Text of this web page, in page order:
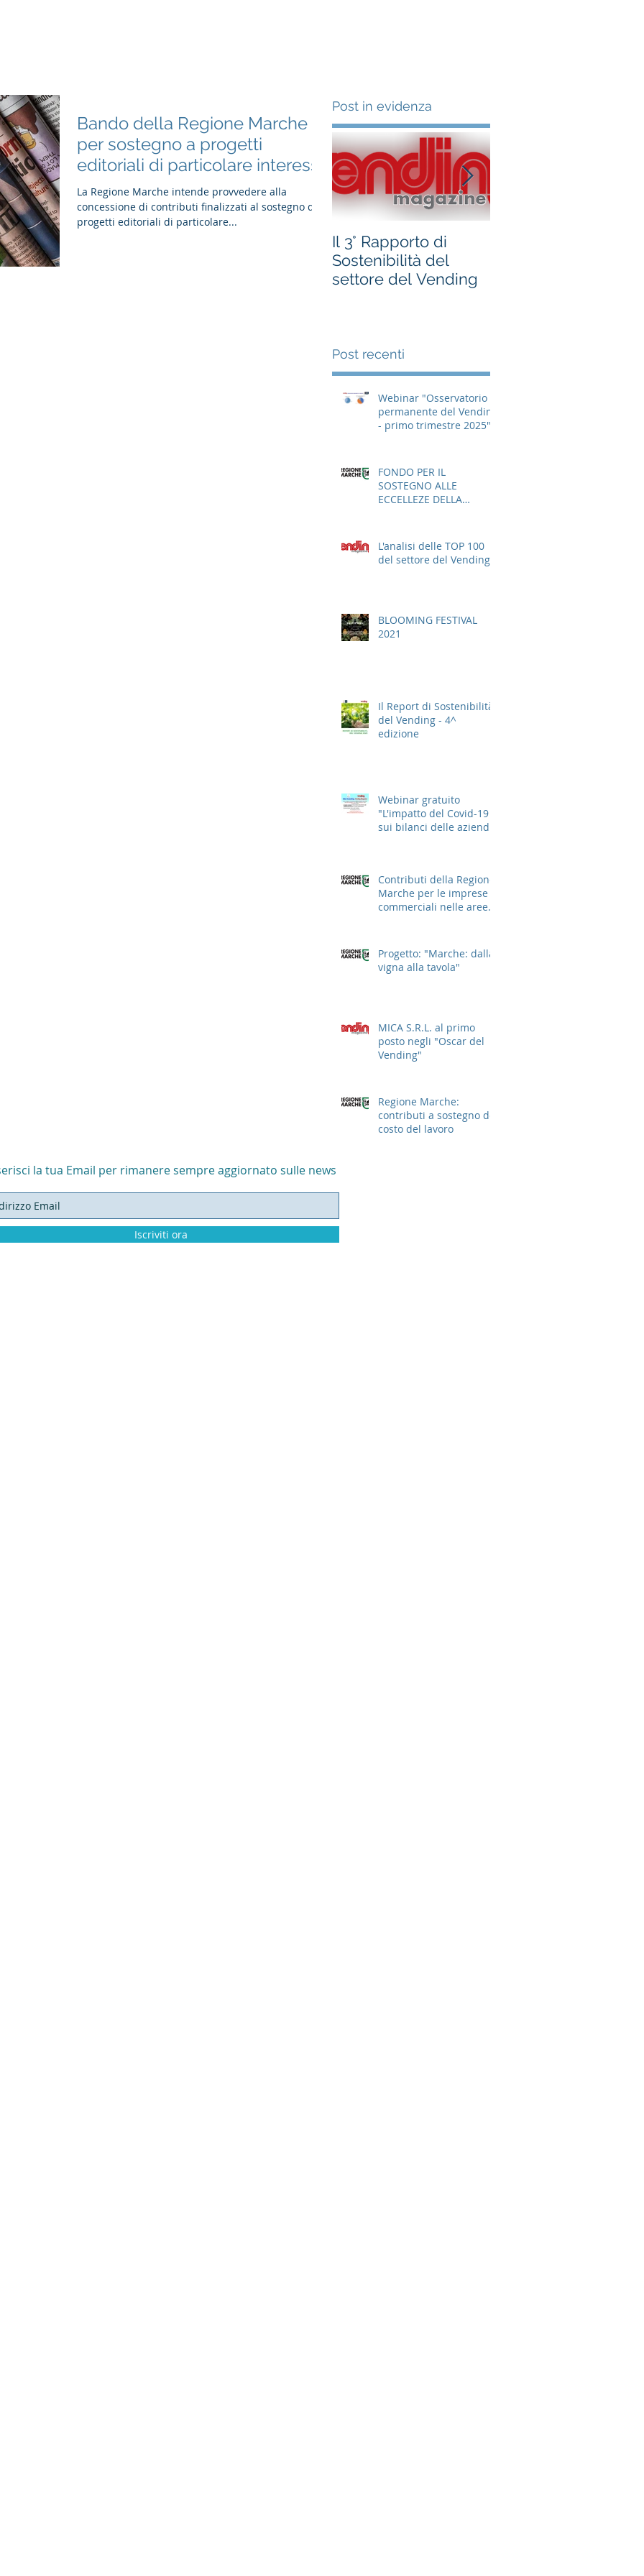
Bando della Regione Marche
per sostegno a progetti
editoriali di particolare interesse
La Regione Marche intende provvedere alla
concessione di contributi finalizzati al sostegno di
progetti editoriali di particolare...
Post in evidenza
Il 3° Rapporto di
Sostenibilità del
settore del Vending
Post recenti
Webinar "Osservatorio
permanente del Vending
- primo trimestre 2025"
FONDO PER IL
SOSTEGNO ALLE
ECCELLEZE DELLA
ITALIANO
L'analisi delle TOP 100
del settore del Vending
BLOOMING FESTIVAL
2021
Il Report di Sostenibilità
del Vending - 4^
edizione
Webinar gratuito
"L'impatto del Covid-19
sui bilanci delle aziende
Contributi della Regione
Marche per le imprese
commerciali nelle aree
Progetto: "Marche: dalla
vigna alla tavola"
MICA S.R.L. al primo
posto negli "Oscar del
Vending"
Regione Marche:
contributi a sostegno del
costo del lavoro
la tua Email per rimanere sempre aggiornato sulle news
Iscriviti ora